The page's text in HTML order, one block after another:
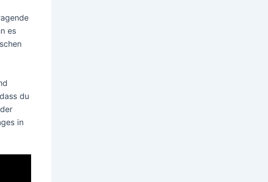
es
du
in